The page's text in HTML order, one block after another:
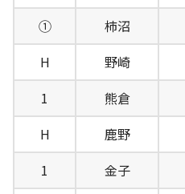
①
柿沼
H
野崎
1
熊倉
H
鹿野
1
金子